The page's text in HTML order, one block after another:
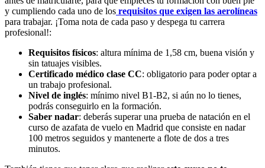
y cumpliendo cada uno de los requisitos que exigen las aerolíneas
para trabajar. ¡Toma nota de cada paso y despega tu carrera
profesional!:
Requisitos físicos: altura mínima de 1,58 cm, buena visión y
sin tatuajes visibles.
Certificado médico clase CC: obligatorio para poder optar a
un trabajo profesional.
Nivel de inglés: mínimo nivel B1-B2, si aún no lo tienes,
podrás conseguirlo en la formación.
Saber nadar: deberás superar una prueba de natación en el
curso de azafata de vuelo en Madrid que consiste en nadar
100 metros seguidos y mantenerte a flote de dos a tres
minutos.